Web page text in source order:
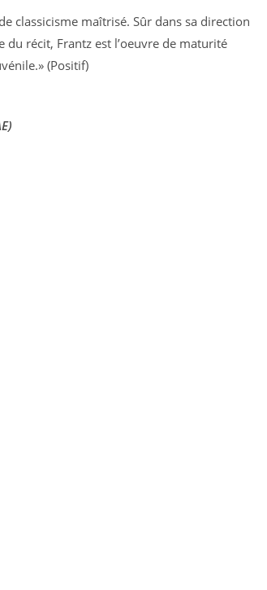
classicisme maîtrisé. Sûr dans sa direction
du récit, Frantz est l’oeuvre de maturité
(Positif)